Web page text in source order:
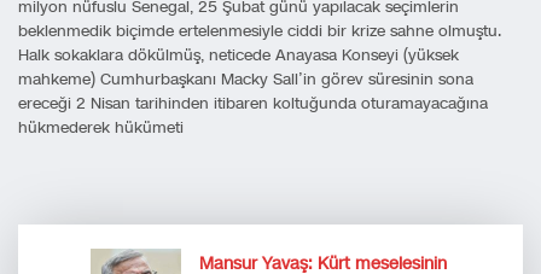
milyon nüfuslu Senegal, 25 Şubat günü yapılacak seçimlerin
beklenmedik biçimde ertelenmesiyle ciddi bir krize sahne olmuştu.
Halk sokaklara dökülmüş, neticede Anayasa Konseyi (yüksek
mahkeme) Cumhurbaşkanı Macky Sall’in görev süresinin sona
ereceği 2 Nisan tarihinden itibaren koltuğunda oturamayacağına
hükmederek hükümeti
Mansur Yavaş: Kürt meselesinin